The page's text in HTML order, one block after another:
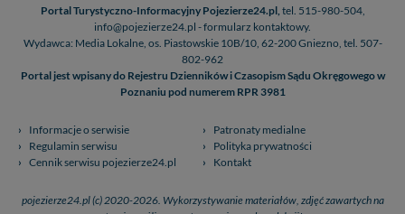
Portal Turystyczno-Informacyjny Pojezierze24.pl, tel. 515-980-504,
info@pojezierze24.pl - formularz kontaktowy.
Wydawca: Media Lokalne, os. Piastowskie 10B/10, 62-200 Gniezno, tel. 507-
802-962
Portal jest wpisany do Rejestru Dzienników i Czasopism Sądu Okręgowego w
Poznaniu pod numerem RPR 3981
Informacje o serwisie
Patronaty medialne
Regulamin serwisu
Polityka prywatności
Cennik serwisu pojezierze24.pl
Kontakt
pojezierze24.pl (c) 2020-2026. Wykorzystywanie materiałów, zdjęć zawartych na
Pojezierze Gnieźnieńskie - na weekend, wycieczkę,
wakacje...